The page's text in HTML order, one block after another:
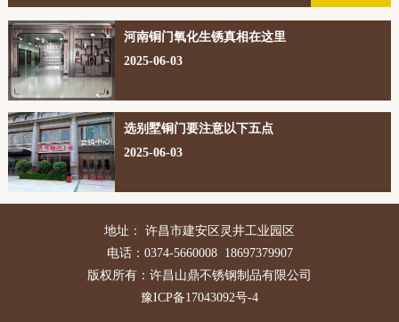
河南铜门氧化生锈真相在这里
2025-06-03
选别墅铜门要注意以下五点
2025-06-03
地址： 许昌市建安区灵井工业园区
电话：0374-5660008 18697379907
版权所有：许昌山鼎不锈钢制品有限公司
豫ICP备17043092号-4